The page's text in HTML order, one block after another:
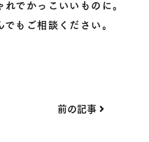
でかっこいいものに。
もご相談ください。
前の記事